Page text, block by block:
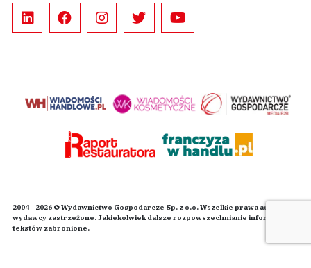
2004 - 2026 © Wydawnictwo Gospodarcze Sp. z o.o. Wszelkie prawa autorskie
wydawcy zastrzeżone. Jakiekolwiek dalsze rozpowszechnianie informacji i
tekstów zabronione.